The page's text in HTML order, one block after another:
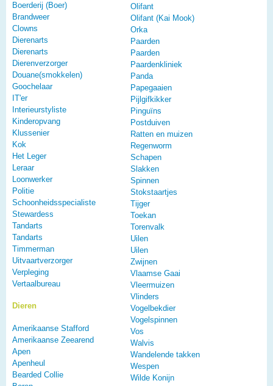
Boerderij (Boer)
Brandweer
Clowns
Dierenarts
Dierenarts
Dierenverzorger
Douane(smokkelen)
Goochelaar
IT'er
Interieurstyliste
Kinderopvang
Klussenier
Kok
Het Leger
Leraar
Loonwerker
Politie
Schoonheidsspecialiste
Stewardess
Tandarts
Tandarts
Timmerman
Uitvaartverzorger
Verpleging
Vertaalbureau
Dieren
Amerikaanse Stafford
Amerikaanse Zeearend
Apen
Apenheul
Bearded Collie
Olifant
Olifant (Kai Mook)
Orka
Paarden
Paarden
Paardenkliniek
Panda
Papegaaien
Pijlgifkikker
Pinguïns
Postduiven
Ratten en muizen
Regenworm
Schapen
Slakken
Spinnen
Stokstaartjes
Tijger
Toekan
Torenvalk
Uilen
Uilen
Zwijnen
Vlaamse Gaai
Vleermuizen
Vlinders
Vogelbekdier
Vogelspinnen
Vos
Walvis
Wandelende takken
Wespen
Wilde Konijn